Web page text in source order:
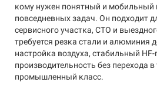
кому нужен понятный и мобильный
повседневных задач. Он подходит
сервисного участка, СТО и
требуется резка стали и алюминия
настройка воздуха, стабильный
производительность без перехода
промышленный класс.